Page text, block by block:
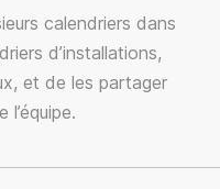
calendriers dans
d’installations,
et de les partager